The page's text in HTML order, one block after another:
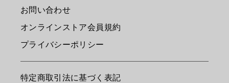
お問い合わせ
オンラインストア会員規約
プライバシーポリシー
特定商取引法に基づく表記